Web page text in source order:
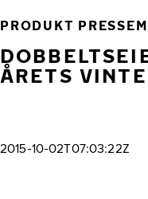
PRODUKT
ÅRETS
2015-10-02T07:03:22Z